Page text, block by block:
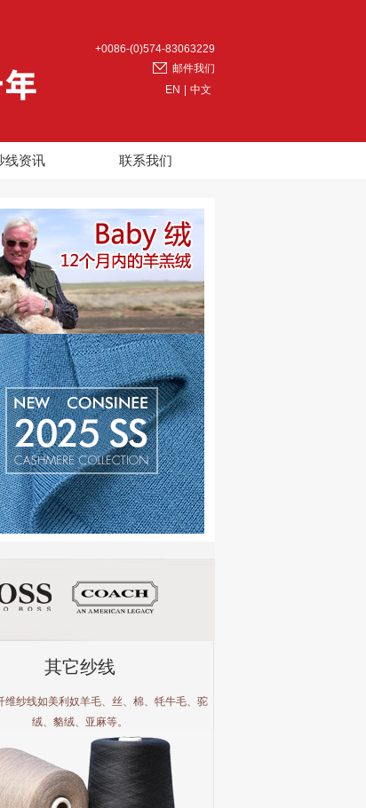
+0086-(0)574-83063229
邮件我们
EN
中文
线资讯 联系我们
其它纱线
维纱线如美利奴羊毛、丝、棉、牦牛毛、驼
绒、貉绒、亚麻等。